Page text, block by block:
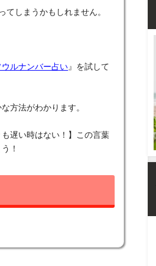
てしまうかもしれません。
ウルナンバー占い 』を試して
方法がわかります。
遅い時はない！】この言葉
！